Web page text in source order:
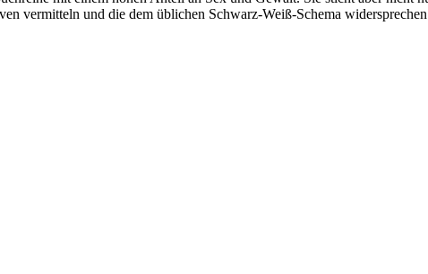
vermitteln und die dem üblichen Schwarz-Weiß-Schema